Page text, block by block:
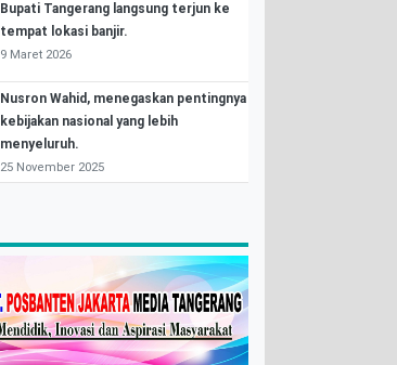
Bupati Tangerang langsung terjun ke
tempat lokasi banjir.
9 Maret 2026
Nusron Wahid, menegaskan pentingnya
kebijakan nasional yang lebih
menyeluruh.
25 November 2025